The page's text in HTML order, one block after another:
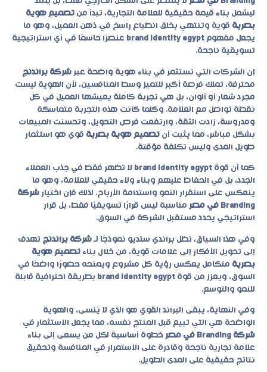
ليشمل بناء قيمة حقيقية للعلامة التجارية، تبدأ من تصميم هوية
بصرية قوية وتنتهي بخلق انطباع راسخ في ذهن العميل، وهو ما
يجعل مفهوم brand identity egypt عنصرًا حاسمًا في أي استراتيجية
تسويقية ناجحة.
إن الشركات التي تستثمر في بناء هوية واضحة عبر شركة براندنج
محترفة، تملك فرصة أكبر للتميز وسط المنافسين، لأن الهوية ليست
مجرد شعار أو ألوان، بل هي تجربة كاملة يعيشها العميل في كل
نقطة تواصل مع العلامة. وكلما كانت هذه التجربة متماسكة
ومدروسة، زادت الثقة، وارتفعت فرص التحويل، وتحسنت المبيعات
بشكل مباشر، مما يثبت أن تصميم هوية بصرية قوي هو استثمار
طويل المدى وليس تكلفة مؤقتة.
كما أن قوة brand identity egypt لا تظهر فقط في جذب العملاء
الجدد، بل في الحفاظ عليهم وبناء ولاء حقيقي للعلامة، وهو ما
ينعكس على استقرار النمو واستدامة الأرباح. لذلك فإن اختيار شركة
Branding في مصر
مناسبة ليس قرارًا تسويقيًا فقط، بل قرار
استراتيجي يحدد مستقبل الشركة في السوق.
وفي هذا السياق، تظل براندي ستديو نموذجًا لـ شركة براندنج تهدف
إلى تحويل الأفكار إلى علامات قوية، من خلال بناء تصميم هوية
بصرية متكامل يعكس رؤية كل مشروع ويمنحه حضورًا واضحًا في
السوق، ويعزز من قوة brand identity egypt بطريقة احترافية قابلة
للنمو والتوسع.
وفي النهاية، يبقى البراند القوي هو الذي لا يُنسى، والهوية
الواضحة هي التي تبيع قبل المنتج نفسه، مما يجعل الاستثمار في
شركة Branding في مصر
خطوة أساسية لكل من يسعى إلى بناء
علامة تجارية ناجحة وقادرة على الاستمرار في المنافسة وتحقيق
نتائج حقيقية على المدى الطويل.